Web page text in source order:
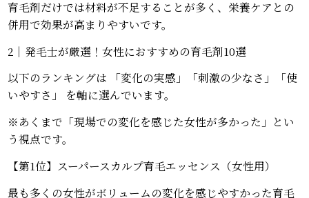
育毛剤だけでは材料が不足することが多く、栄養ケアとの
併用で効果が高まりやすいです。
2｜発毛士が厳選！女性におすすめの育毛剤10選
以下のランキングは 「変化の実感」「刺激の少なさ」「使
いやすさ」 を軸に選んでいます。
※あくまで「現場での変化を感じた女性が多かった」とい
う視点です。
【第1位】スーパースカルプ育毛エッセンス（女性用）
最も多くの女性がボリュームの変化を感じやすかった育毛